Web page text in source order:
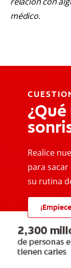
médico.
Realice
para
su rutina